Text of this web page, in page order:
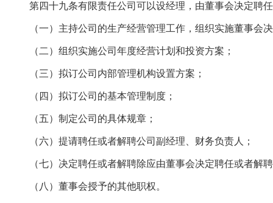
第四十九条有限责任公司可以设经理，由董事会决定聘
（一）主持公司的生产经营管理工作，组织实施董事会
（二）组织实施公司年度经营计划和投资方案；
（三）拟订公司内部管理机构设置方案；
（四）拟订公司的基本管理制度；
（五）制定公司的具体规章；
（六）提请聘任或者解聘公司副经理、财务负责人；
（七）决定聘任或者解聘除应由董事会决定聘任或者解
（八）董事会授予的其他职权。